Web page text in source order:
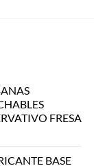
FRESA
BASE